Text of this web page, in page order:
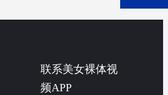
联系美女裸体视
频APP